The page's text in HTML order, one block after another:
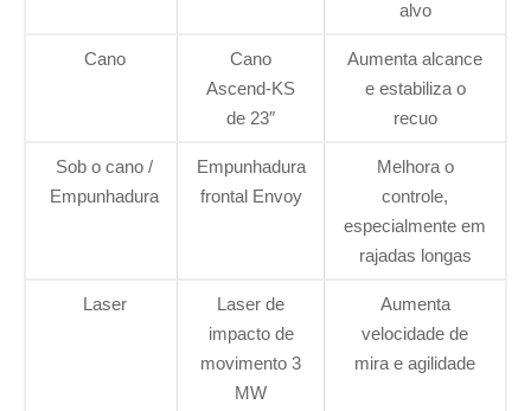
alvo
Cano
Cano
Ascend-KS
de 23″
Aumenta alcance
e estabiliza o
recuo
Sob o cano /
Empunhadura
Empunhadura
frontal Envoy
Melhora o
controle,
especialmente em
rajadas longas
Laser
Laser de
impacto de
movimento 3
MW
Aumenta
velocidade de
mira e agilidade